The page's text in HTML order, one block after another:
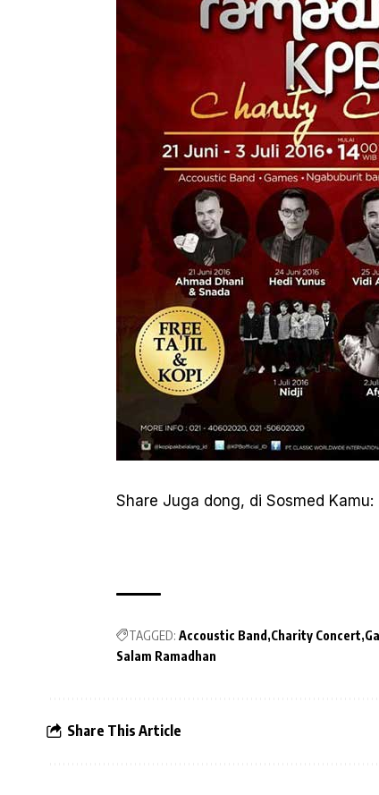
Share Juga dong, di Sosmed Kamu:
TAGGED: Accoustic Band Charity Concert
Salam Ramadhan
Share This Article